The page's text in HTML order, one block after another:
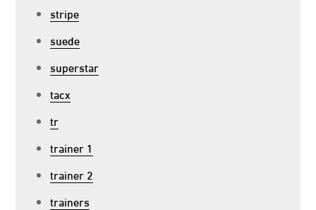
stripe
suede
superstar
tacx
tr
trainer 1
trainer 2
trainers